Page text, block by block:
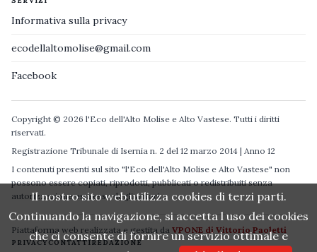
Informativa sulla privacy
ecodellaltomolise@gmail.com
Facebook
Copyright © 2026 l'Eco dell'Alto Molise e Alto Vastese. Tutti i diritti
riservati.
Registrazione Tribunale di Isernia n. 2 del 12 marzo 2014 | Anno 12
I contenuti presenti sul sito "l'Eco dell'Alto Molise e Alto Vastese" non
possono essere copiati, riprodotti, pubblicati o redistribuiti senza
autorizzazione espressa degli autori.
Piattaforma web realizzata e gestita da VPONE di Vittorio Paoletti
PRIVACYCONTATTIREDAZIONE
Il nostro sito web utilizza cookies di terzi parti.
Continuando la navigazione, si accetta l uso dei cookies
che ci consente di fornire un servizio ottimale e